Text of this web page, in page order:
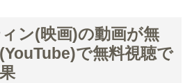
ン(映画)の動画が無
で無料視聴で